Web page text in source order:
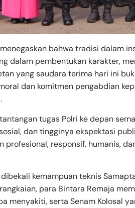
bahwa tradisi dalam
dalam pembentukan karakter,
yang saudara terima hari ini
dan komitmen pengabdian
tugas Polri ke depan
dan tingginya ekspektasi
profesional, responsif, humanis,
kemampuan teknis
para Bintara Remaja
menyakiti, serta Senam Kolosal